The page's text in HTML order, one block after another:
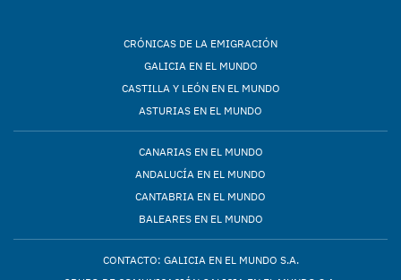
CRÓNICAS DE LA EMIGRACIÓN
GALICIA EN EL MUNDO
CASTILLA Y LEÓN EN EL MUNDO
ASTURIAS EN EL MUNDO
CANARIAS EN EL MUNDO
ANDALUCÍA EN EL MUNDO
CANTABRIA EN EL MUNDO
BALEARES EN EL MUNDO
CONTACTO: GALICIA EN EL MUNDO S.A.